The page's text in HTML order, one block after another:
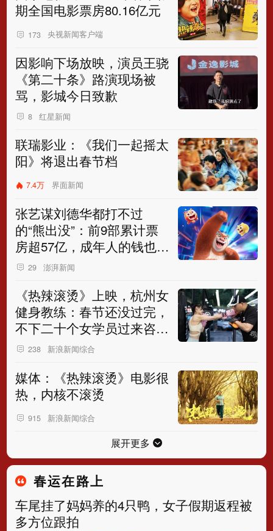
期全国电影票房80.16亿元
173 央视新闻客户端
因影响下场放映，演员王骁
《第二十条》路演现场被
骂，影城今日致歉
8 红星新闻
联瑞影业：《我们一起摇太
阳》将退出春节档
7.4万 界面新闻
张艺谋刘德华都打不过
的“熊出没”：前9部累计票
房超57亿，成年人的钱也要
赚29 澎湃新闻
《热辣滚烫》上映，杭州女
健身教练：春节还没过完，
不下二十个女学员过来咨询
拳击课
238 新浪新闻综合
媒体：《热辣滚烫》电影很
热，内核不滚烫
915 新浪新闻综合
展开更多
春运在路上
车尾挂了妈妈养的4只鸭，女子假期返程被
多方位跟拍